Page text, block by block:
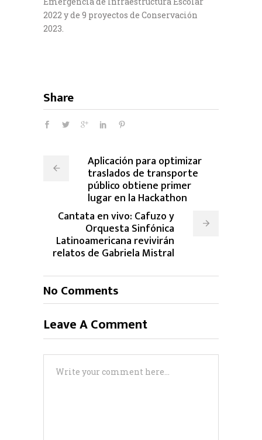
2022 y de 9 proyectos de Conservación
2023.
Share
Aplicación para optimizar
traslados de transporte
público obtiene primer
lugar en la Hackathon
Cantata en vivo: Cafuzo y
Orquesta Sinfónica
Latinoamericana revivirán
relatos de Gabriela Mistral
No Comments
Leave A Comment